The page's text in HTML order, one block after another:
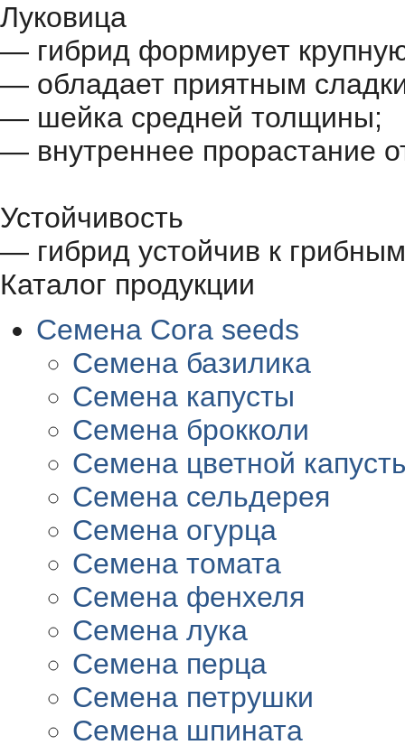
Луковица
— гибрид формирует
— обладает приятным
— шейка средней толщины;
— внутреннее прорастание
Устойчивость
— гибрид устойчив к
Каталог продукции
Семена Cora seeds
Семена базилика
Семена капусты
Семена брокколи
Семена цветной
Семена сельдерея
Семена огурца
Семена томата
Семена фенхеля
Семена лука
Семена перца
Семена петрушки
Семена шпината